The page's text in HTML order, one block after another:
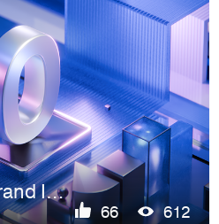
VTB OMEGA | Brand Identity & Typeface Motion
66 612